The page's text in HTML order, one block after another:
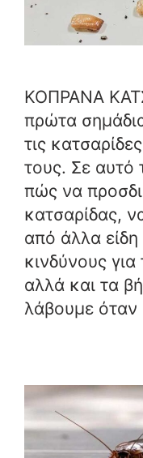
ΚΟΠΡΑΝΑ
πρώτα
τις
τους. Σε αυτό
πώς να
κατσαρίδας,
από άλλα
κινδύνους
αλλά και τα
λάβουμε